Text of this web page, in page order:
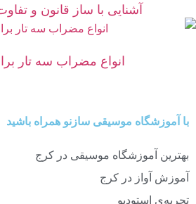
آشنایی با ساز قانون و
انواع مضراب سه تار
با آموزشگاه موسیقی سازنو همراه باشید
بهترین آموزشگاه موسیقی در کرج
آموزش آواز در کرج
تجربه‌ی استودیو